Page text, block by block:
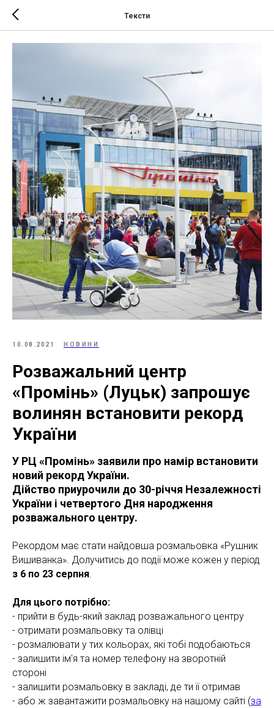
Тексти
10.08.2021 НОВИНИ
Розважальний центр
«Промінь» (Луцьк) запрошує
волинян встановити рекорд
України
У РЦ «Промінь» заявили про намір встановити
новий рекорд України.
Дійство приурочили до 30-річчя Незалежності
України і четвертого Дня народження
розважального центру.
Рекордом має стати найдовша розмальовка «Рушник
Вишиванка». Долучитись до події може кожен у період
з 6 по 23 серпня.
Для цього потрібно:
- прийти в будь-який заклад розважального центру
- отримати розмальовку та олівці
- розмалювати у тих кольорах, які тобі подобаються
- залишити ім'я та номер телефону на зворотній
стороні
- залишити розмальовку в закладі, де ти її отримав
- або ж завантажити розмальовку на нашому сайті (за